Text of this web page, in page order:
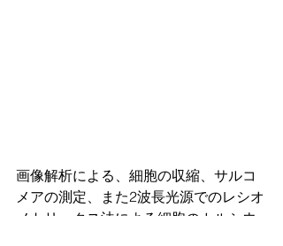
画像解析による、細胞の収縮、サルコ
メアの測定、また2波長光源でのレシオ
メトリックス法による細胞のカルシウ